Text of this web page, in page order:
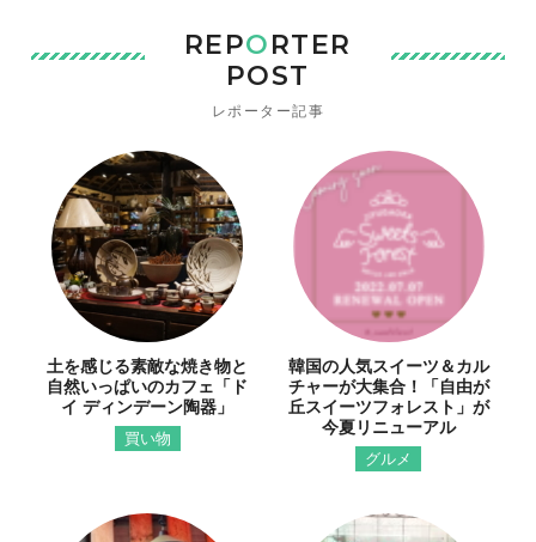
REPORTER
POST
レポーター記事
土を感じる素敵な焼き物と
自然いっぱいのカフェ「ド
イ ディンデーン陶器」
買い物
韓国の人気スイーツ＆カル
チャーが大集合！「自由が
丘スイーツフォレスト」が
今夏リニューアル
グルメ